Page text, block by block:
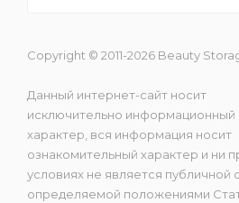
Copyright © 2011-2026 Beauty
Данный интернет-сайт носит
исключительно информационный
характер, вся информация носит
ознакомительный характер и ни
условиях не является публичной
определяемой положениями